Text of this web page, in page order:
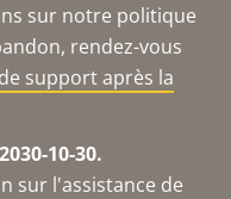
sur notre politique
rendez-vous
support après la
10-30.
sur l'assistance de